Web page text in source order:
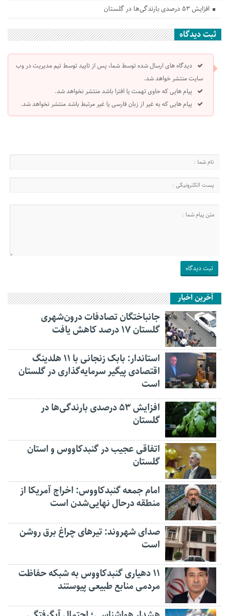
افزایش ۵۳ درصدی بارندگی‌ها در گلستان
ثبت دیدگاه
دیدگاه های ارسال شده توسط شما، پس از تایید توسط تیم مدیریت در وب
سایت منتشر خواهد شد.
پیام هایی که حاوی تهمت یا افترا باشد منتشر نخواهد شد.
پیام هایی که به غیر از زبان فارسی یا غیر مرتبط باشد منتشر نخواهد شد.
آخرین اخبار
جانباختگان تصادفات درون‌شهری
گلستان ۱۷ درصد کاهش یافت
استاندار: بابک زنجانی با ۱۱ هلدینگ
اقتصادی پیگیر سرمایه‌گذاری در گلستان
است
افزایش ۵۳ درصدی بارندگی‌ها در
گلستان
اتفاقی عجیب در‌ گنبدکاووس و استان
گلستان
امام جمعه گنبدکاووس: اخراج آمریکا از
منطقه درحال نهایی‌شدن است
صدای شهروند: تیرهای چراغ برق روشن
است
۱۱ دهیاری گنبدکاووس به شبکه حفاظت
مردمی منابع طبیعی پیوستند